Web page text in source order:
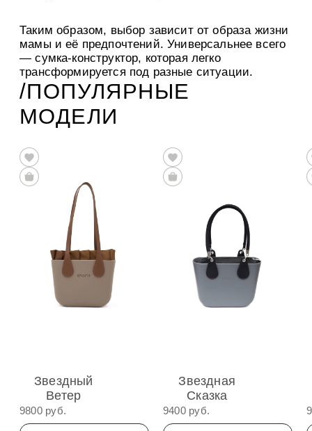
Таким образом, выбор зависит от образа жизни
мамы и её предпочтений. Универсальнее всего
— сумка-конструктор, которая легко
трансформируется под разные ситуации.
/ПОПУЛЯРНЫЕ
МОДЕЛИ
Звездный
Ветер
9800 руб.
Звездная
Сказка
9400 руб.